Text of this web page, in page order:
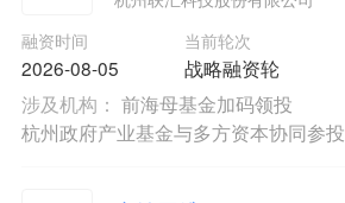
融资时间
2026-08-05
当前轮次
战略融资轮
涉及机构： 前海母基金加码领投
杭州政府产业基金与多方资本协同参投